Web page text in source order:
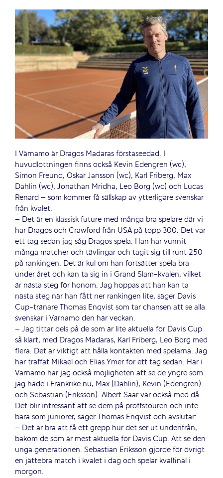
I Värnamo är Dragos Madaras förstaseedad. I
huvudlottningen finns också Kevin Edengren (wc),
Simon Freund, Oskar Jansson (wc), Karl Friberg, Max
Dahlin (wc), Jonathan Mridha, Leo Borg (wc) och Lucas
Renard – som kommer få sällskap av ytterligare svenskar
från kvalet.
– Det är en klassisk future med många bra spelare där vi
har Dragos och Crawford från USA på topp 300. Det var
ett tag sedan jag såg Dragos spela. Han har vunnit
många matcher och tävlingar och tagit sig till runt 250
på rankingen. Det är kul om han fortsätter spela bra
under året och kan ta sig in i Grand Slam-kvalen, vilket
är nästa steg för honom. Jag hoppas att han kan ta
nästa steg när han fått ner rankingen lite, säger Davis
Cup-tränare Thomas Enqvist som tar chansen att se alla
svenskar i Värnamo den här veckan.
– Jag tittar dels på de som är lite aktuella för Davis Cup
så klart, med Dragos Madaras, Karl Friberg, Leo Borg med
flera. Det är viktigt att hålla kontakten med spelarna. Jag
har träffat Mikael och Elias Ymer för ett tag sedan. Här i
Värnamo har jag också möjligheten att se de yngre som
jag hade i Frankrike nu, Max (Dahlin), Kevin (Edengren)
och Sebastian (Eriksson). Albert Saar var också med då.
Det blir intressant att se dem på proffstouren och inte
bara som juniorer, säger Thomas Enqvist och avslutar:
– Det är bra att få ett grepp hur det ser ut underifrån,
bakom de som är mest aktuella för Davis Cup. Att se den
unga generationen. Sebastian Eriksson gjorde för övrigt
en jättebra match i kvalet i dag och spelar kvalfinal i
morgon.